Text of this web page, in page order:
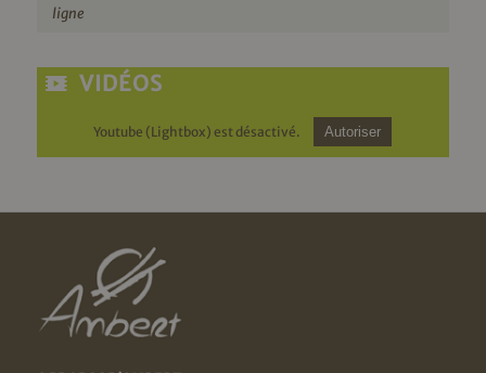
ligne
VIDÉOS
Youtube (Lightbox) est désactivé. Autoriser